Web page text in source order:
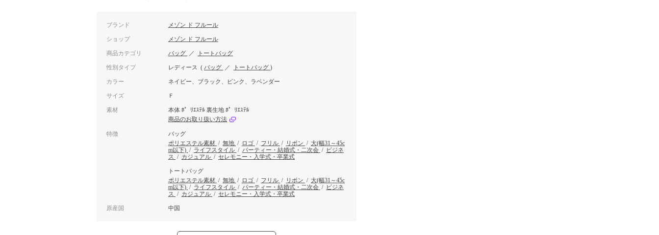
ブランド メゾン ド フルール
ショップ メゾン ド フルール
商品カテゴリ バッグ ／ トートバッグ
性別タイプ レディース ( バッグ ／ トートバッグ )
カラー ネイビー、ブラック、ピンク、ラベンダー
サイズ Ｆ
素材
本体 ﾎ゜ﾘｴｽﾃﾙ 裏生地 ﾎ゜ﾘｴｽﾃﾙ
商品のお取り扱い方法
特徴
バッグ
ポリエステル素材 / 無地 / ロゴ / フリル / リボン / 大(幅31～45c
m以下) / ライフスタイル / パーティー・結婚式・二次会 / ビジネ
ス / カジュアル / セレモニー・入学式・卒業式
トートバッグ
ポリエステル素材 / 無地 / ロゴ / フリル / リボン / 大(幅31～45c
m以下) / ライフスタイル / パーティー・結婚式・二次会 / ビジネ
ス / カジュアル / セレモニー・入学式・卒業式
原産国 中国